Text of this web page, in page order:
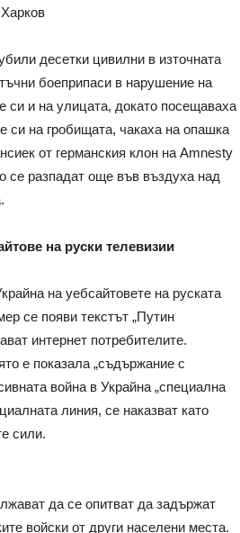
десетки цивилни в източната
боеприпаси в нарушение на
си и на улицата, докато посещаваха
си на гробищата, чакаха на опашка
от германския клон на Amnesty
се разпадат още във въздуха над
на руски телевизии
на уебсайтовете на руската
се появи текстът „Путин
интернет потребителите.
е показала „съдържание с
война в Украйна „специална
линия, се наказват като
сили.
да се опитват да задържат
войски от други населени места.